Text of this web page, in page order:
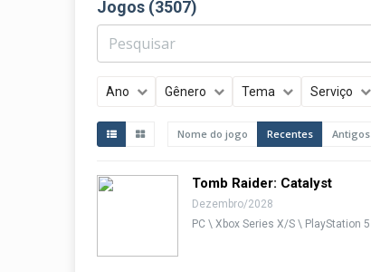
Jogos (3507)
Ano Gênero Tema Serviço
Nome do jogo Recentes Antigos
Tomb Raider: Catalyst
Dezembro/2028
PC \ Xbox Series X/S \ PlayStation 5